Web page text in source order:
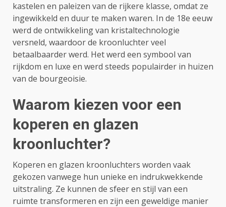
kastelen en paleizen van de rijkere klasse, omdat ze
ingewikkeld en duur te maken waren. In de 18e eeuw
werd de ontwikkeling van kristaltechnologie
versneld, waardoor de kroonluchter veel
betaalbaarder werd. Het werd een symbool van
rijkdom en luxe en werd steeds populairder in huizen
van de bourgeoisie.
Waarom kiezen voor een
koperen en glazen
kroonluchter?
Koperen en glazen kroonluchters worden vaak
gekozen vanwege hun unieke en indrukwekkende
uitstraling. Ze kunnen de sfeer en stijl van een
ruimte transformeren en zijn een geweldige manier